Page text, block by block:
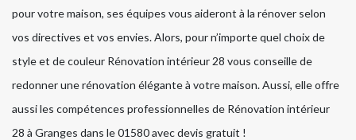
pour votre maison, ses équipes vous aideront à la rénover selon
vos directives et vos envies. Alors, pour n’importe quel choix de
style et de couleur Rénovation intérieur 28 vous conseille de
redonner une rénovation élégante à votre maison. Aussi, elle offre
aussi les compétences professionnelles de Rénovation intérieur
28 à Granges dans le 01580 avec devis gratuit !